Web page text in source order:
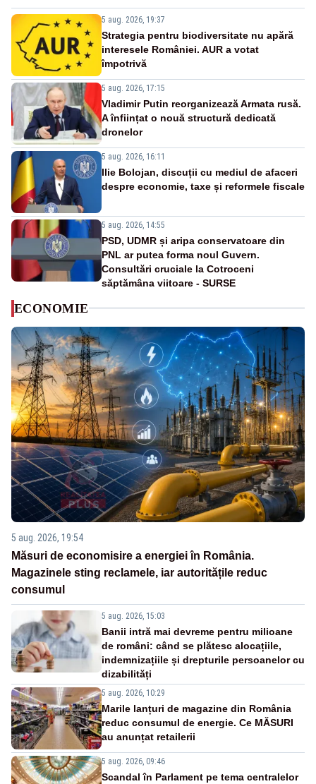
5 aug. 2026, 19:37
Strategia pentru biodiversitate nu apără
interesele României. AUR a votat
împotrivă
5 aug. 2026, 17:15
Vladimir Putin reorganizează Armata rusă.
A înființat o nouă structură dedicată
dronelor
5 aug. 2026, 16:11
Ilie Bolojan, discuții cu mediul de afaceri
despre economie, taxe și reformele fiscale
5 aug. 2026, 14:55
PSD, UDMR și aripa conservatoare din
PNL ar putea forma noul Guvern.
Consultări cruciale la Cotroceni
săptămâna viitoare - SURSE
ECONOMIE
5 aug. 2026, 19:54
Măsuri de economisire a energiei în România.
Magazinele sting reclamele, iar autoritățile reduc
consumul
5 aug. 2026, 15:03
Banii intră mai devreme pentru milioane
de români: când se plătesc alocațiile,
indemnizațiile și drepturile persoanelor cu
dizabilități
5 aug. 2026, 10:29
Marile lanțuri de magazine din România
reduc consumul de energie. Ce MĂSURI
au anunțat retailerii
5 aug. 2026, 09:46
Scandal în Parlament pe tema centralelor